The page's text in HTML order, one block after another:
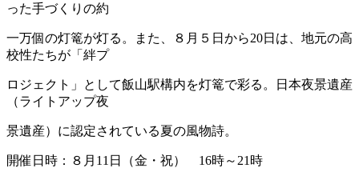
った手づくりの約
一万個の灯篭が灯る。また、８月５日から20日は、地元の高
校性たちが「絆プ
ロジェクト」として飯山駅構内を灯篭で彩る。日本夜景遺産
（ライトアップ夜
景遺産）に認定されている夏の風物詩。
開催日時：８月11日（金・祝） 16時～21時